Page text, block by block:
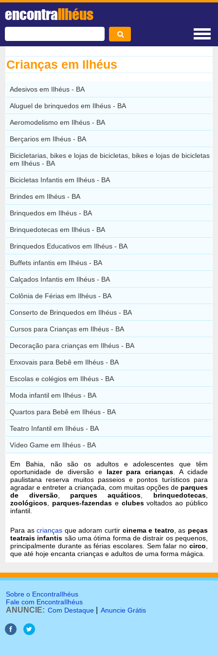
encontraIlhéus
Crianças em Ilhéus
Adesivos em Ilhéus - BA
Aluguel de brinquedos em Ilhéus - BA
Aeromodelismo em Ilhéus - BA
Berçarios em Ilhéus - BA
Bicicletarias, bikes e lojas de bicicletas, bikes e lojas de bicicletas
em Ilhéus - BA
Bicicletas Infantis em Ilhéus - BA
Brindes em Ilhéus - BA
Brinquedos em Ilhéus - BA
Brinquedotecas em Ilhéus - BA
Brinquedos Educativos em Ilhéus - BA
Buffets infantis em Ilhéus - BA
Calçados Infantis em Ilhéus - BA
Colônia de Férias em Ilhéus - BA
Conserto de Brinquedos em Ilhéus - BA
Cursos para Crianças em Ilhéus - BA
Decoração para crianças em Ilhéus - BA
Enxovais para Bebê em Ilhéus - BA
Escolas e colégios em Ilhéus - BA
Moda infantil em Ilhéus - BA
Quartos para Bebê em Ilhéus - BA
Teatro Infantil em Ilhéus - BA
Vídeo Game em Ilhéus - BA
Em Bahia, não são os adultos e adolescentes que têm
oportunidade de diversão e lazer para crianças . A cidade
paulistana reserva muitos passeios e pontos turísticos para
agradar e entreter a criançada, com muitas opções de parques
de diversão
parques aquáticos brinquedotecas,
zoológicos
parques-fazendase clubesvoltados ao público
infantil.
Para ascrianças que adoram curtir cinema e teatro , as peças
teatrais infantis são uma ótima forma de distrair os pequenos,
principalmente durante as férias escolares. Sem falar no circo
que até hoje encanta crianças e adultos de uma forma mágica.
Sobre o EncontraIlhéus
Fale com EncontraIlhéus
ANUNCIE: Com Destaque Anuncie Grátis